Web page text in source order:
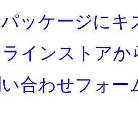
ッケージに
インストア
合わせフォー